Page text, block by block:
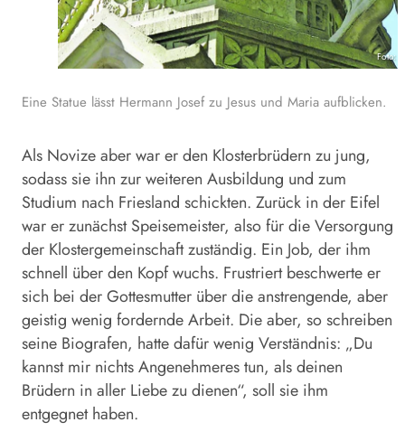
Foto:
Eine Statue lässt Hermann Josef zu Jesus und Maria aufblicken.
Als Novize aber war er den Klosterbrüdern zu jung,
sodass sie ihn zur weiteren Ausbildung und zum
Studium nach Friesland schickten. Zurück in der Eifel
war er zunächst Speisemeister, also für die Versorgung
der Klostergemeinschaft zuständig. Ein Job, der ihm
schnell über den Kopf wuchs. Frustriert beschwerte er
sich bei der Gottesmutter über die anstrengende, aber
geistig wenig fordernde Arbeit. Die aber, so schreiben
seine Biografen, hatte dafür wenig Verständnis: „Du
kannst mir nichts Angenehmeres tun, als deinen
Brüdern in aller Liebe zu dienen“, soll sie ihm
entgegnet haben.